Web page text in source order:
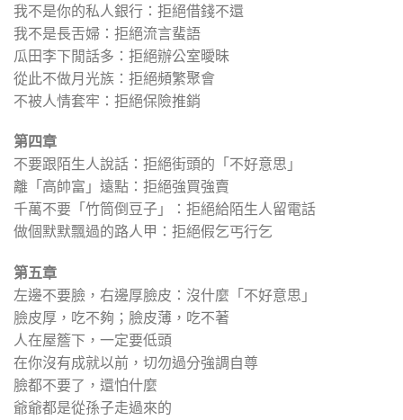
我不是你的私人銀行：拒絕借錢不還
我不是長舌婦：拒絕流言蜚語
瓜田李下閒話多：拒絕辦公室曖昧
從此不做月光族：拒絕頻繁聚會
不被人情套牢：拒絕保險推銷
第四章
不要跟陌生人說話：拒絕街頭的「不好意思」
離「高帥富」遠點：拒絕強買強賣
千萬不要「竹筒倒豆子」：拒絕給陌生人留電話
做個默默飄過的路人甲：拒絕假乞丐行乞
第五章
左邊不要臉，右邊厚臉皮：沒什麼「不好意思」
臉皮厚，吃不夠；臉皮薄，吃不著
人在屋簷下，一定要低頭
在你沒有成就以前，切勿過分強調自尊
臉都不要了，還怕什麼
爺爺都是從孫子走過來的